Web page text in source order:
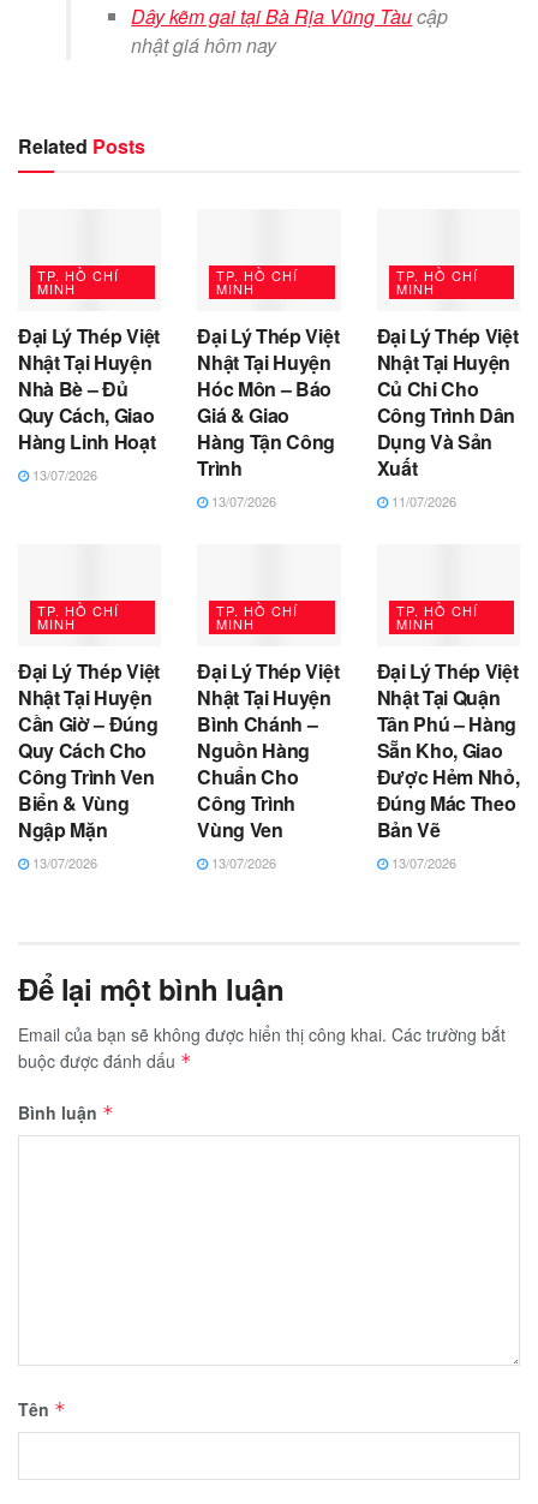
Dây kẽm gai tại Bà Rịa Vũng Tàucập
nhật giá hôm nay
Related Posts
TP. HỒ CHÍ
MINH
Đại Lý Thép Việt
Nhật Tại Huyện
Nhà Bè – Đủ
Quy Cách, Giao
Hàng Linh Hoạt
13/07/2026
TP. HỒ CHÍ
MINH
Đại Lý Thép Việt
Nhật Tại Huyện
Hóc Môn – Báo
Giá & Giao
Hàng Tận Công
Trình
13/07/2026
TP. HỒ CHÍ
MINH
Đại Lý Thép Việt
Nhật Tại Huyện
Củ Chi Cho
Công Trình Dân
Dụng Và Sản
Xuất
11/07/2026
TP. HỒ CHÍ
MINH
Đại Lý Thép Việt
Nhật Tại Huyện
Cần Giờ – Đúng
Quy Cách Cho
Công Trình Ven
Biển & Vùng
Ngập Mặn
13/07/2026
TP. HỒ CHÍ
MINH
Đại Lý Thép Việt
Nhật Tại Huyện
Bình Chánh –
Nguồn Hàng
Chuẩn Cho
Công Trình
Vùng Ven
13/07/2026
TP. HỒ CHÍ
MINH
Đại Lý Thép Việt
Nhật Tại Quận
Tân Phú – Hàng
Sẵn Kho, Giao
Được Hẻm Nhỏ,
Đúng Mác Theo
Bản Vẽ
13/07/2026
Để lại một bình luận
Email của bạn sẽ không được hiển thị công khai. Các trường bắt
buộc được đánh dấu *
Bình luận *
Tên *